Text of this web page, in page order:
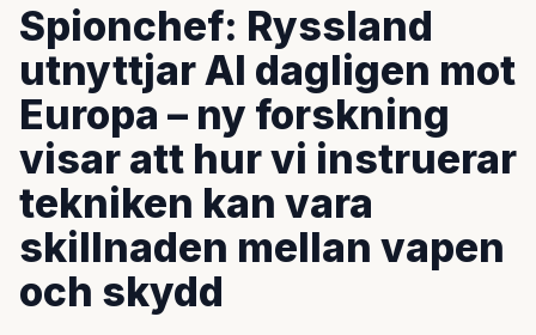
Spionchef: Ryssland
utnyttjar AI dagligen mot
Europa – ny forskning
visar att hur vi instruerar
tekniken kan vara
skillnaden mellan vapen
och skydd